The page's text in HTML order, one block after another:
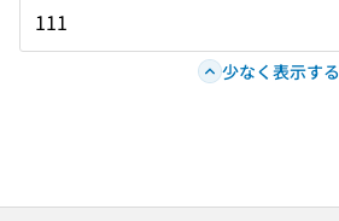
111
少なく表示する